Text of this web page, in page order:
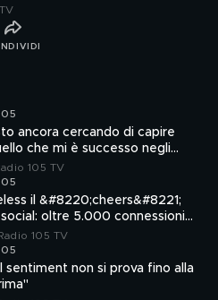
ancora cercando di capire
che mi è successo negli
anni"
105 TV
il &#8220;cheers&#8221;
oltre 5.000 connessioni
più di 25.000 brindisi con il
Heineken
105 TV
sentiment non si prova fino alla